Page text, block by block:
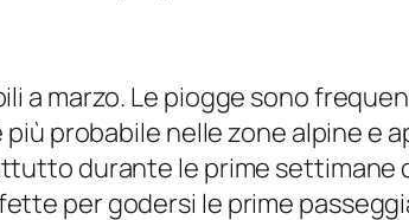
a marzo. Le piogge sono
probabile nelle zone alpine e
durante le prime settimane
per godersi le prime